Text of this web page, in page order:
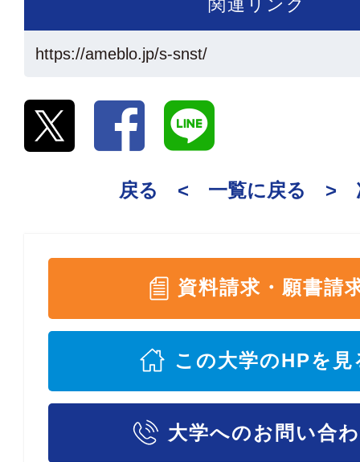
関連リンク
https://ameblo.jp/s-snst/
戻る < 一覧に戻る >
資料請求・願書請
この大学のHPを見
大学へのお問い合